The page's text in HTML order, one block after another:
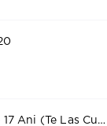
Cleopatra Stratan - La Varsta De 17 Ani (Te Las Cu Inima)